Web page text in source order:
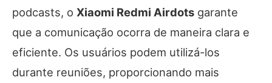
podcasts, o Xiaomi Redmi Airdots garante
que a comunicação ocorra de maneira clara e
eficiente. Os usuários podem utilizá-los
durante reuniões, proporcionando mais